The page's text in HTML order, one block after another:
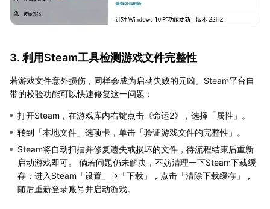
3. 利用Steam工具检测游戏文件完整性
若游戏文件意外损伤，同样会成为启动失败的元凶。Steam平台自
带的校验功能可以快速修复这一问题：
打开Steam，在游戏库内右键点击《命运2》，选择「属性」。
转到「本地文件」选项卡，单击「验证游戏文件的完整性」。
Steam将自动扫描并修复遗失或损坏的文件，待流程结束后重新
启动游戏即可。 倘若问题仍未解决，不妨清理一下Steam下载缓
存：进入Steam「设置」→「下载」，点击「清除下载缓存」，
随后重新登录账号并启动游戏。